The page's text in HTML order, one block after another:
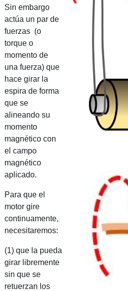
Sin embargo
actúa un par de
fuerzas (o
torque o
momento de
una fuerza) que
hace girar la
espira de forma
que se
alineando su
momento
magnético con
el campo
magnético
aplicado.
Para que el
motor gire
continuamente,
necesitaremos:
(1) que la pueda
girar libremente
sin que se
retuerzan los